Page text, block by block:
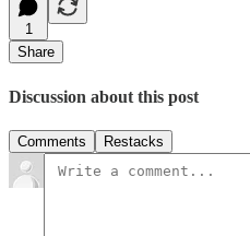
1
Share
Discussion about this post
Comments Restacks